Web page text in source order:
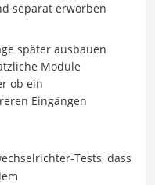
separat erworben
später ausbauen
Module
ob ein
Eingängen
Tests, dass